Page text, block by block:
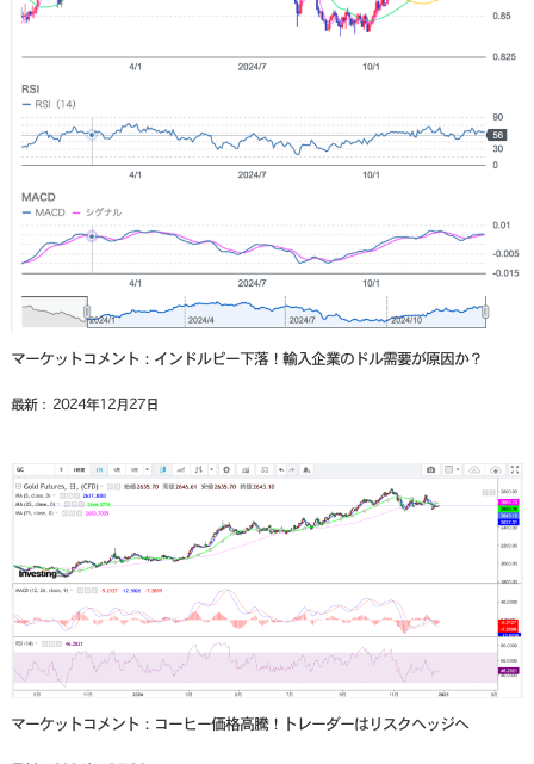
マーケットコメント：インドルピー下落！輸入企業のドル需要が原因か？
最新： 2024年12月27日
マーケットコメント：コーヒー価格高騰！トレーダーはリスクヘッジへ